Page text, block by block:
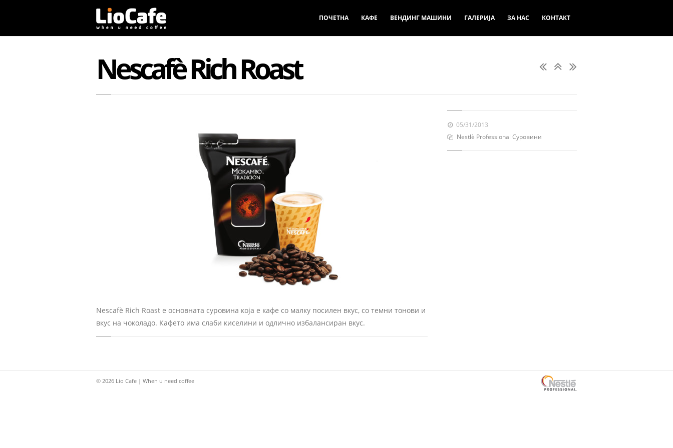
ПОЧЕТНА КАФЕ ВЕНДИНГ МАШИНИ ГАЛЕРИЈА ЗА НАС КОНТАКТ
Nescafè Rich Roast
05/31/2013
Nestlè Professional Суровини
Nescafè Rich Roast е основната суровина која е кафе со малку посилен вкус, со темни тонови и
вкус на чоколадо. Кафето има слаби киселини и одлично избалансиран вкус.
© 2026 Lio Cafe | When u need coffee